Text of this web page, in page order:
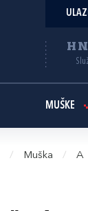
MUŠKE
/ Muška / A